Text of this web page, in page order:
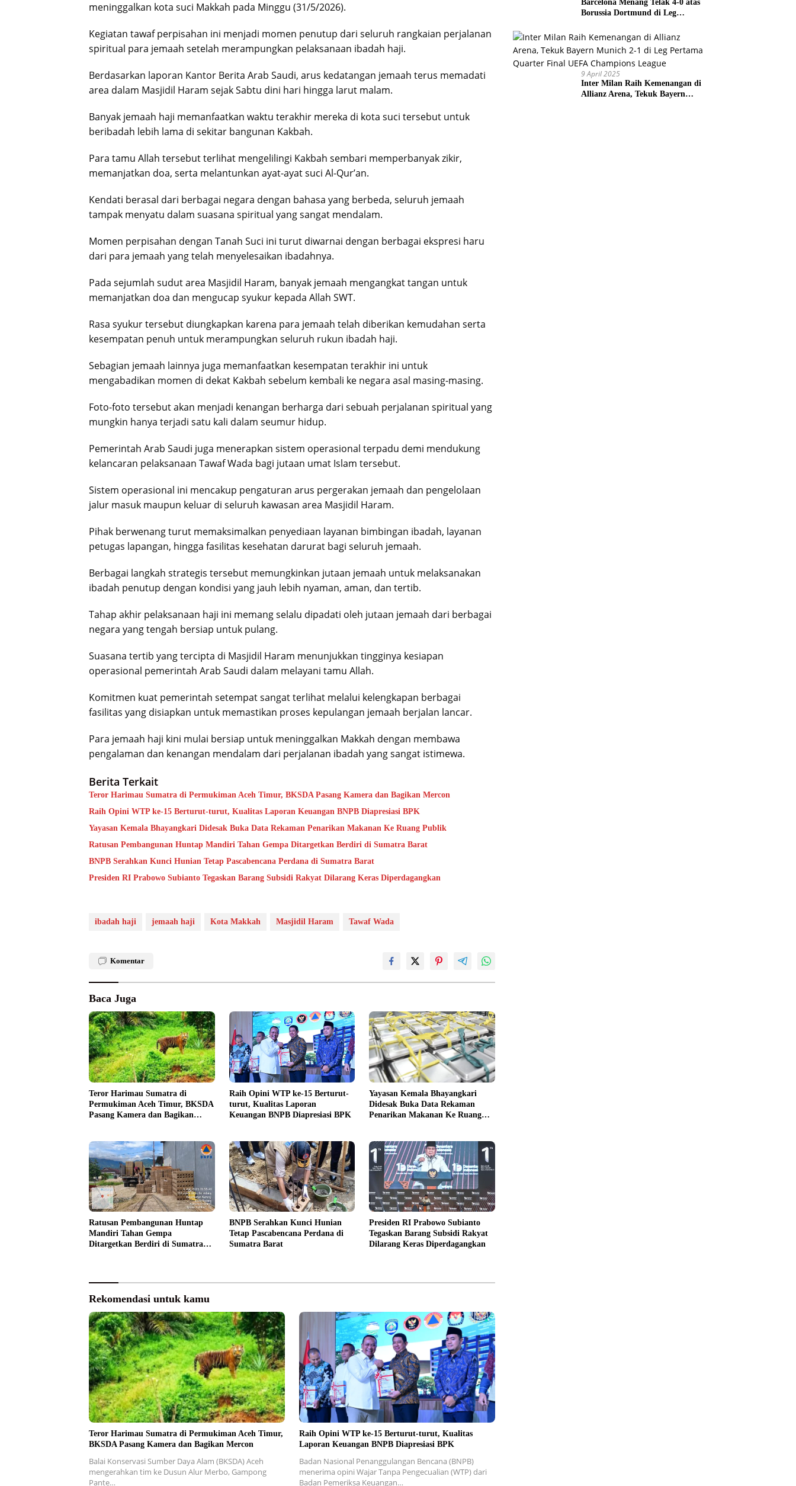
meninggalkan kota suci Makkah pada Minggu (31/5/2026).
Kegiatan tawaf perpisahan ini menjadi momen penutup dari seluruh rangkaian perjalanan
spiritual para jemaah setelah merampungkan pelaksanaan ibadah haji.
Berdasarkan laporan Kantor Berita Arab Saudi, arus kedatangan jemaah terus memadati
area dalam Masjidil Haram sejak Sabtu dini hari hingga larut malam.
Banyak jemaah haji memanfaatkan waktu terakhir mereka di kota suci tersebut untuk
beribadah lebih lama di sekitar bangunan Kakbah.
Para tamu Allah tersebut terlihat mengelilingi Kakbah sembari memperbanyak zikir,
memanjatkan doa, serta melantunkan ayat-ayat suci Al-Qur’an.
Kendati berasal dari berbagai negara dengan bahasa yang berbeda, seluruh jemaah
tampak menyatu dalam suasana spiritual yang sangat mendalam.
Momen perpisahan dengan Tanah Suci ini turut diwarnai dengan berbagai ekspresi haru
dari para jemaah yang telah menyelesaikan ibadahnya.
Pada sejumlah sudut area Masjidil Haram, banyak jemaah mengangkat tangan untuk
memanjatkan doa dan mengucap syukur kepada Allah SWT.
Rasa syukur tersebut diungkapkan karena para jemaah telah diberikan kemudahan serta
kesempatan penuh untuk merampungkan seluruh rukun ibadah haji.
Sebagian jemaah lainnya juga memanfaatkan kesempatan terakhir ini untuk
mengabadikan momen di dekat Kakbah sebelum kembali ke negara asal masing-masing.
Foto-foto tersebut akan menjadi kenangan berharga dari sebuah perjalanan spiritual yang
mungkin hanya terjadi satu kali dalam seumur hidup.
Pemerintah Arab Saudi juga menerapkan sistem operasional terpadu demi mendukung
kelancaran pelaksanaan Tawaf Wada bagi jutaan umat Islam tersebut.
Sistem operasional ini mencakup pengaturan arus pergerakan jemaah dan pengelolaan
jalur masuk maupun keluar di seluruh kawasan area Masjidil Haram.
Pihak berwenang turut memaksimalkan penyediaan layanan bimbingan ibadah, layanan
petugas lapangan, hingga fasilitas kesehatan darurat bagi seluruh jemaah.
Berbagai langkah strategis tersebut memungkinkan jutaan jemaah untuk melaksanakan
ibadah penutup dengan kondisi yang jauh lebih nyaman, aman, dan tertib.
Tahap akhir pelaksanaan haji ini memang selalu dipadati oleh jutaan jemaah dari berbagai
negara yang tengah bersiap untuk pulang.
Suasana tertib yang tercipta di Masjidil Haram menunjukkan tingginya kesiapan
operasional pemerintah Arab Saudi dalam melayani tamu Allah.
Komitmen kuat pemerintah setempat sangat terlihat melalui kelengkapan berbagai
fasilitas yang disiapkan untuk memastikan proses kepulangan jemaah berjalan lancar.
Para jemaah haji kini mulai bersiap untuk meninggalkan Makkah dengan membawa
pengalaman dan kenangan mendalam dari perjalanan ibadah yang sangat istimewa.
Berita Terkait
Teror Harimau Sumatra di Permukiman Aceh Timur, BKSDA Pasang Kamera dan Bagikan Mercon
Raih Opini WTP ke-15 Berturut-turut, Kualitas Laporan Keuangan BNPB Diapresiasi BPK
Yayasan Kemala Bhayangkari Didesak Buka Data Rekaman Penarikan Makanan Ke Ruang Publik
Ratusan Pembangunan Huntap Mandiri Tahan Gempa Ditargetkan Berdiri di Sumatra Barat
BNPB Serahkan Kunci Hunian Tetap Pascabencana Perdana di Sumatra Barat
Presiden RI Prabowo Subianto Tegaskan Barang Subsidi Rakyat Dilarang Keras Diperdagangkan
ibadah haji jemaah haji Kota Makkah Masjidil Haram Tawaf Wada
Komentar
Baca Juga
Teror Harimau Sumatra di
Permukiman Aceh Timur, BKSDA
Pasang Kamera dan Bagikan
Raih Opini WTP ke-15 Berturut-
turut, Kualitas Laporan
Keuangan BNPB Diapresiasi BPK
Yayasan Kemala Bhayangkari
Didesak Buka Data Rekaman
Penarikan Makanan Ke Ruang
Ratusan Pembangunan Huntap
Mandiri Tahan Gempa
Ditargetkan Berdiri di Sumatra
BNPB Serahkan Kunci Hunian
Tetap Pascabencana Perdana di
Sumatra Barat
Presiden RI Prabowo Subianto
Tegaskan Barang Subsidi Rakyat
Dilarang Keras Diperdagangkan
Rekomendasi untuk kamu
Teror Harimau Sumatra di Permukiman Aceh Timur,
BKSDA Pasang Kamera dan Bagikan Mercon
Balai Konservasi Sumber Daya Alam (BKSDA) Aceh
mengerahkan tim ke Dusun Alur Merbo, Gampong
Pante…
Raih Opini WTP ke-15 Berturut-turut, Kualitas
Laporan Keuangan BNPB Diapresiasi BPK
Badan Nasional Penanggulangan Bencana (BNPB)
menerima opini Wajar Tanpa Pengecualian (WTP) dari
Badan Pemeriksa Keuangan…
Barcelona Menang Telak 4-0 atas
Borussia Dortmund di Leg
9 April 2025
Inter Milan Raih Kemenangan di
Allianz Arena, Tekuk Bayern